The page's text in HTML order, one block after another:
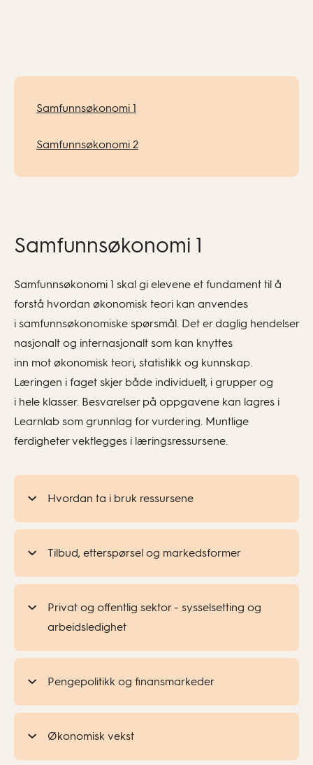
Samfunnsøkonomi 1
Samfunnsøkonomi 2
Samfunnsøkonomi 1
Samfunnsøkonomi 1 skal gi elevene et fundament til å
forstå hvordan økonomisk teori kan anvendes
i samfunnsøkonomiske spørsmål. Det er daglig hendelser
nasjonalt og internasjonalt som kan knyttes
inn mot økonomisk teori, statistikk og kunnskap.
Læringen i faget skjer både individuelt, i grupper og
i hele klasser. Besvarelser på oppgavene kan lagres i
Learnlab som grunnlag for vurdering. Muntlige
ferdigheter vektlegges i læringsressursene.
Hvordan ta i bruk ressursene
Tilbud, etterspørsel og markedsformer
Privat og offentlig sektor - sysselsetting og
arbeidsledighet
Pengepolitikk og finansmarkeder
Økonomisk vekst